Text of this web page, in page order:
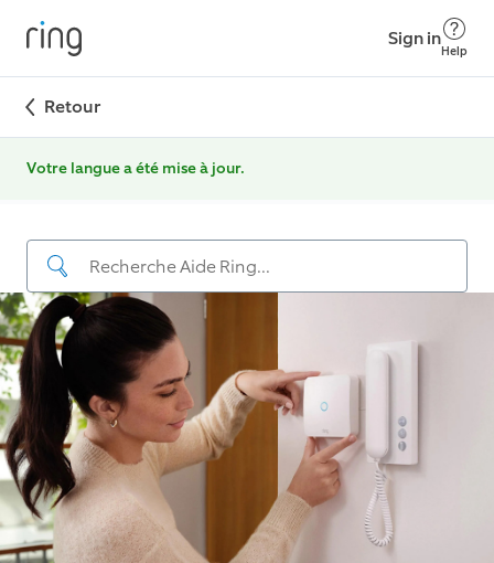
Sign in
Help
Retour
Votre langue a été mise à jour.